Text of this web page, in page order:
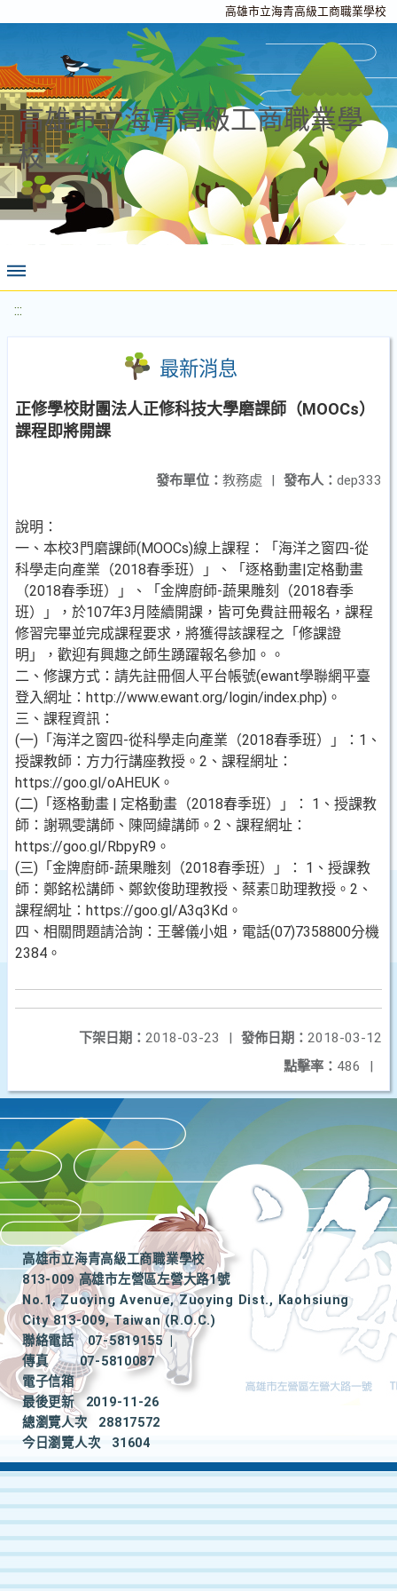
高雄市立海青高級工商職業學校
高雄市立海青高級工商職業學
校
:::
最新消息
正修學校財團法人正修科技大學磨課師（MOOCs）
課程即將開課
發布人： dep333
發布單位： 教務處 |
說明：
一、本校3門磨課師(MOOCs)線上課程：「海洋之窗四-從
科學走向產業（2018春季班）」、「逐格動畫|定格動畫
（2018春季班）」、「金牌廚師-蔬果雕刻（2018春季
班）」，於107年3月陸續開課，皆可免費註冊報名，課程
修習完畢並完成課程要求，將獲得該課程之「修課證
明」，歡迎有興趣之師生踴躍報名參加。。
二、修課方式：請先註冊個人平台帳號(ewant學聯網平臺
登入網址：http://www.ewant.org/login/index.php)。
三、課程資訊：
(一)「海洋之窗四-從科學走向產業（2018春季班）」：1、
授課教師：方力行講座教授。2、課程網址：
https://goo.gl/oAHEUK。
(二)「逐格動畫 | 定格動畫（2018春季班）」： 1、授課教
師：謝珮雯講師、陳岡緯講師。2、課程網址：
https://goo.gl/RbpyR9。
(三)「金牌廚師-蔬果雕刻（2018春季班）」： 1、授課教
師：鄭銘松講師、鄭欽俊助理教授、蔡素助理教授。2、
課程網址：https://goo.gl/A3q3Kd。
四、相關問題請洽詢：王馨儀小姐，電話(07)7358800分機
2384。
發佈日期： 2018-03-12
下架日期： 2018-03-23
|
點擊率： 486 |
高雄市立海青高級工商職業學校
813-009 高雄市左營區左營大路1號
No.1, Zuoying Avenue, Zuoying Dist., Kaohsiung
City 813-009, Taiwan (R.O.C.)
聯絡電話
07-5819155
|
傳真
07-5810087
電子信箱
最後更新
2019-11-26
總瀏覽人次
28817572
今日瀏覽人次
31604